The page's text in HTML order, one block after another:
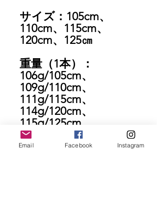
サイズ：105cm、
110cm、115cm、
120cm、125㎝
重量（1本）：
106g/105cm、
109g/110cm、
111g/115cm、
114g/120cm、
115g/125cm
セット内容：ポール本
Email Facebook Instagram